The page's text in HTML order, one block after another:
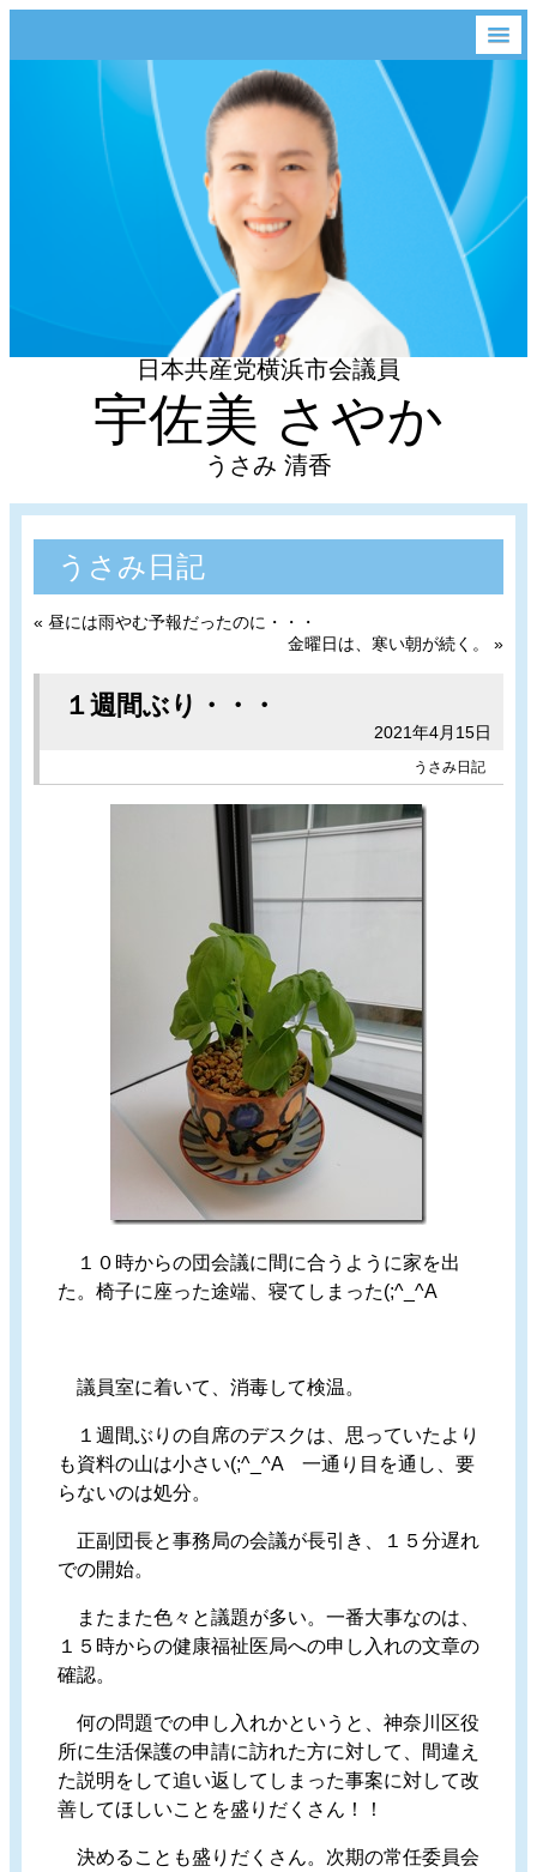
宇佐美 さやか
うさみ 清香
日本共産党横浜市会議員
うさみ日記
« 昼には雨やむ予報だったのに・・・
金曜日は、寒い朝が続く。
»
１週間ぶり・・・
2021年4月15日
うさみ日記
１０時からの団会議に間に合うように家を出
た。椅子に座った途端、寝てしまった(;^_^A
議員室に着いて、消毒して検温。
１週間ぶりの自席のデスクは、思っていたより
も資料の山は小さい(;^_^A 一通り目を通し、要
らないのは処分。
正副団長と事務局の会議が長引き、１５分遅れ
での開始。
またまた色々と議題が多い。一番大事なのは、
１５時からの健康福祉医局への申し入れの文章の
確認。
何の問題での申し入れかというと、神奈川区役
所に生活保護の申請に訪れた方に対して、間違え
た説明をして追い返してしまった事案に対して改
善してほしいことを盛りだくさん！！
決めることも盛りだくさん。次期の常任委員会